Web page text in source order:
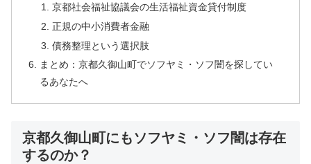
京都社会福祉協議会の生活福祉資金貸付制度
正規の中小消費者金融
債務整理という選択肢
まとめ：京都久御山町でソフヤミ・ソフ闇を探してい
るあなたへ
京都久御山町にもソフヤミ・ソフ闇は存在
するのか？